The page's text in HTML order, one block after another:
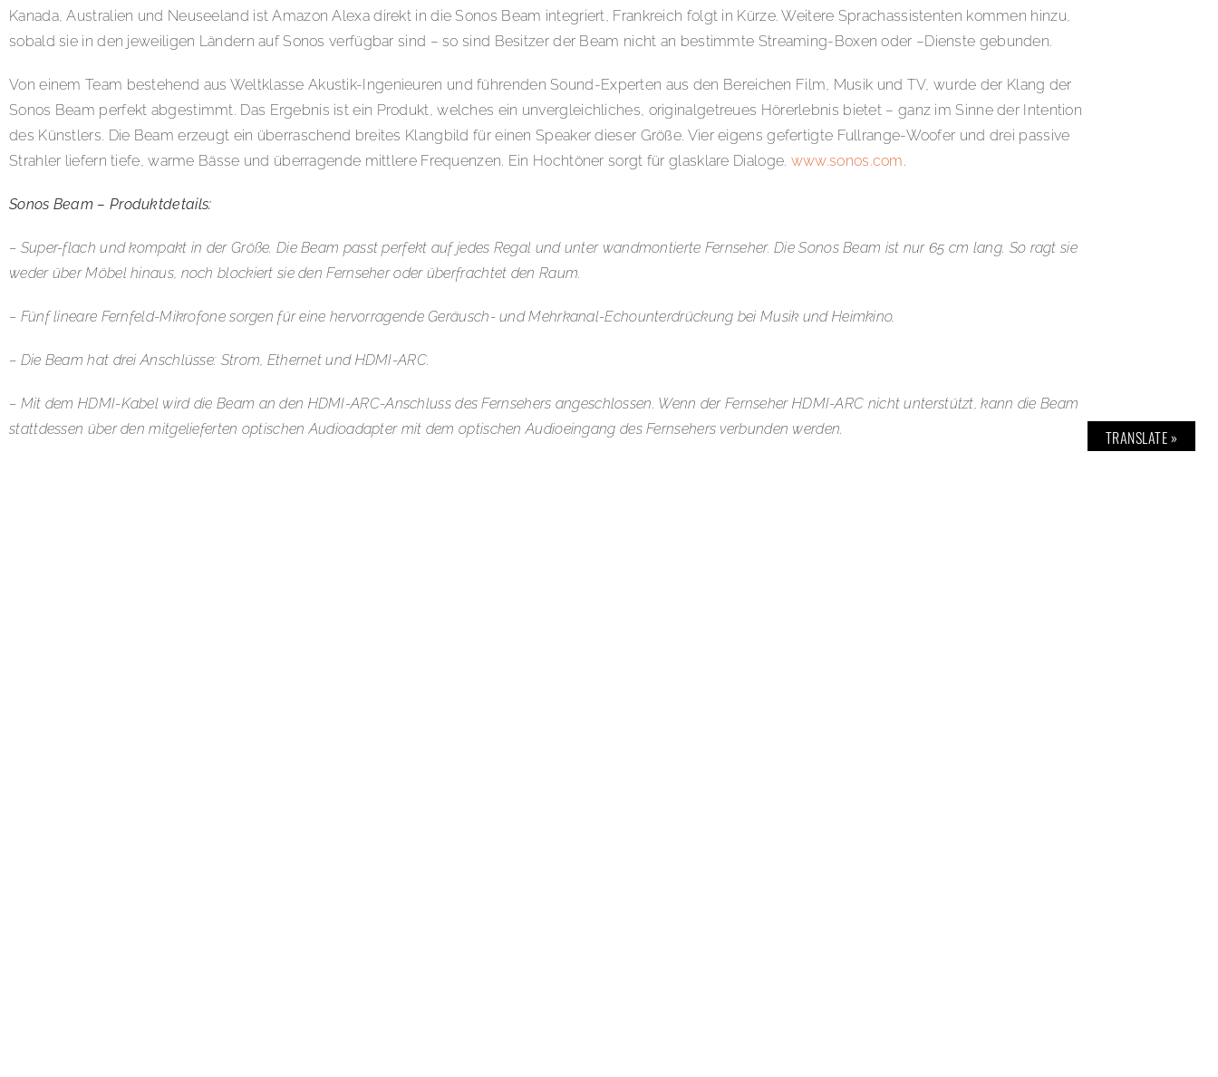
Kanada, Australien und Neuseeland ist Amazon Alexa direkt in die Sonos Beam integriert, Frankreich folgt in Kürze. Weitere Sprachassistenten kommen hinzu,
sobald sie in den jeweiligen Ländern auf Sonos verfügbar sind – so sind Besitzer der Beam nicht an bestimmte Streaming-Boxen oder –Dienste gebunden.
Von einem Team bestehend aus Weltklasse Akustik-Ingenieuren und führenden Sound-Experten aus den Bereichen Film, Musik und TV, wurde der Klang der
Sonos Beam perfekt abgestimmt. Das Ergebnis ist ein Produkt, welches ein unvergleichliches, originalgetreues Hörerlebnis bietet – ganz im Sinne der Intention
des Künstlers. Die Beam erzeugt ein überraschend breites Klangbild für einen Speaker dieser Größe. Vier eigens gefertigte Fullrange-Woofer und drei passive
Strahler liefern tiefe, warme Bässe und überragende mittlere Frequenzen. Ein Hochtöner sorgt für glasklare Dialoge. www.sonos.com
Sonos Beam – Produktdetails:
– Super-flach und kompakt in der Größe. Die Beam passt perfekt auf jedes Regal und unter wandmontierte Fernseher. Die Sonos Beam ist nur 65 cm lang. So ragt sie
weder über Möbel hinaus, noch blockiert sie den Fernseher oder überfrachtet den Raum.
– Fünf lineare Fernfeld-Mikrofone sorgen für eine hervorragende Geräusch- und Mehrkanal-Echounterdrückung bei Musik und Heimkino.
– Die Beam hat drei Anschlüsse: Strom, Ethernet und HDMI-ARC.
– Mit dem HDMI-Kabel wird die Beam an den HDMI-ARC-Anschluss des Fernsehers angeschlossen. Wenn der Fernseher HDMI-ARC nicht unterstützt, kann die Beam
stattdessen über den mitgelieferten optischen Audioadapter mit dem optischen Audioeingang des Fernsehers verbunden werden.
TRANSLATE »